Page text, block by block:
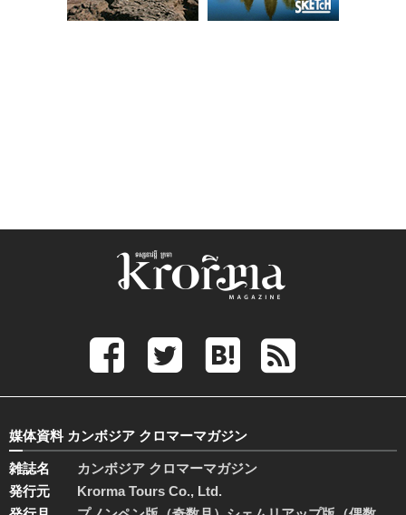
媒体資料 カンボジア クロマーマガジン
雑誌名
カンボジア クロマーマガジン
発行元
Krorma Tours Co., Ltd.